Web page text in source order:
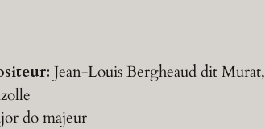
Jean-Louis Bergheaud dit Murat,
do majeur